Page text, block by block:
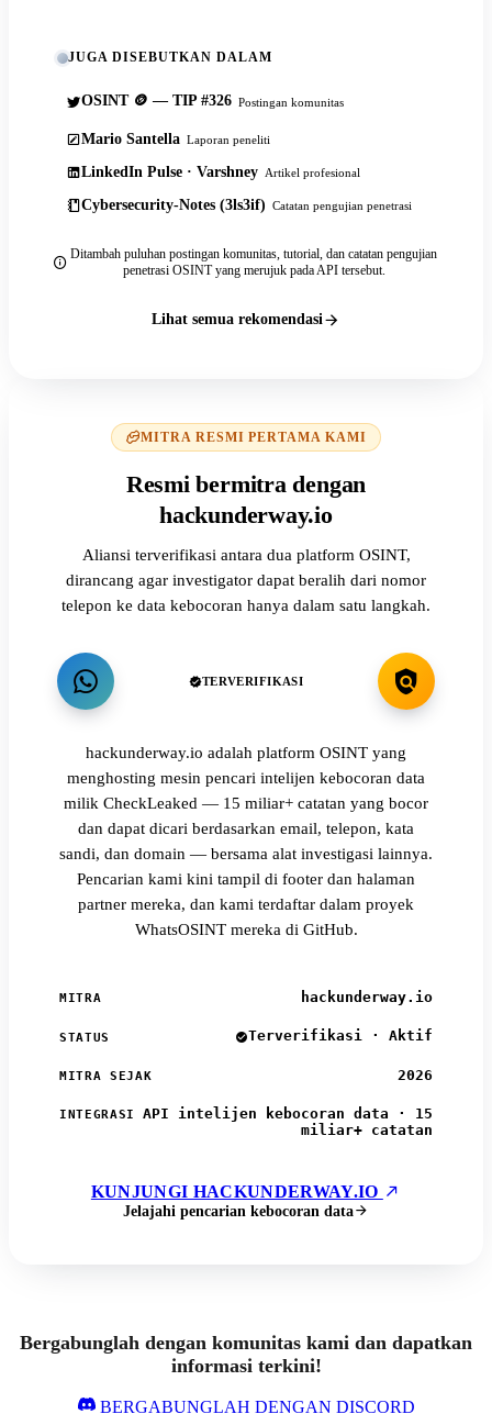
JUGA DISEBUTKAN DALAM
OSINT 🪙 — TIP #326 Postingan komunitas
Mario Santella Laporan peneliti
LinkedIn Pulse · Varshney Artikel profesional
Cybersecurity-Notes (3ls3if) Catatan pengujian penetrasi
Ditambah puluhan postingan komunitas, tutorial, dan catatan pengujian
penetrasi OSINT yang merujuk pada API tersebut.
Lihat semua rekomendasi
MITRA RESMI PERTAMA KAMI
Resmi bermitra dengan
hackunderway.io
Aliansi terverifikasi antara dua platform OSINT,
dirancang agar investigator dapat beralih dari nomor
telepon ke data kebocoran hanya dalam satu langkah.
TERVERIFIKASI
hackunderway.io adalah platform OSINT yang
menghosting mesin pencari intelijen kebocoran data
milik CheckLeaked — 15 miliar+ catatan yang bocor
dan dapat dicari berdasarkan email, telepon, kata
sandi, dan domain — bersama alat investigasi lainnya.
Pencarian kami kini tampil di footer dan halaman
partner mereka, dan kami terdaftar dalam proyek
WhatsOSINT mereka di GitHub.
MITRA hackunderway.io
STATUS Terverifikasi · Aktif
MITRA SEJAK 2026
INTEGRASI
API intelijen kebocoran data · 15
miliar+ catatan
KUNJUNGI HACKUNDERWAY.IO
Jelajahi pencarian kebocoran data
Bergabunglah dengan komunitas kami dan dapatkan
informasi terkini!
BERGABUNGLAH DENGAN DISCORD